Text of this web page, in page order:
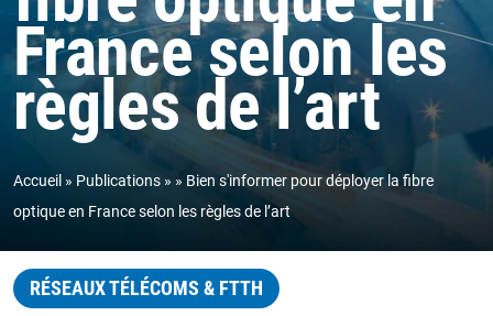
France selon les
règles de l’art
Accueil Publications
Bien s'informer pour déployer la fibre
optique en France selon les règles de l’art
RÉSEAUX TÉLÉCOMS & FTTH